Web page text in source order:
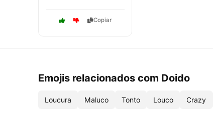
Copiar
Emojis relacionados com Doido
Loucura Maluco Tonto Louco Crazy